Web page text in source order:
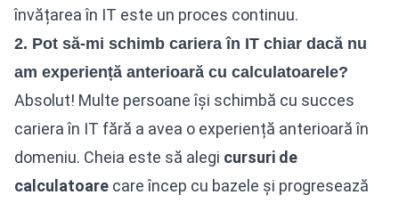
învățarea în IT este un proces continuu.
2. Pot să-mi schimb cariera în IT chiar dacă nu
am experiență anterioară cu calculatoarele?
Absolut! Multe persoane își schimbă cu succes
cariera în IT fără a avea o experiență anterioară în
domeniu. Cheia este să alegi cursuri de
calculatoare care încep cu bazele și progresează